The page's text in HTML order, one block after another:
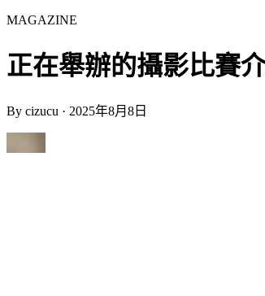
MAGAZINE
正在舉辦的攝影比賽
By cizucu · 2025年8月8日